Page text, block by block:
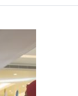
on
on